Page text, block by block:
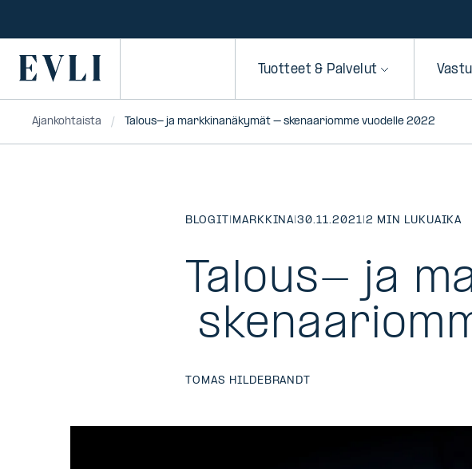
Primary Tuotteet & Palvelut
Ajankohtaista Talous- ja markkinanäkymät – skenaariomme vuodelle 2022
BLOGIT | MARKKINA|30.11.2021|2 MIN LUKUAIKA
Talous- ja
TOMAS HILDEBRANDT